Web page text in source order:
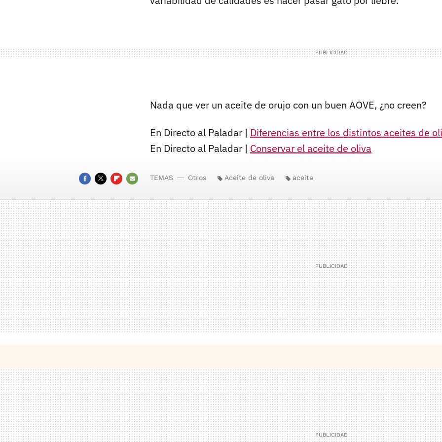
Nada que ver un aceite de orujo con un buen AOVE, ¿no creen?
En Directo al Paladar | Diferencias entre los distintos aceites de
En Directo al Paladar | Conservar el aceite de oliva
MAIL
TEMAS Otros Aceite de oliva aceite